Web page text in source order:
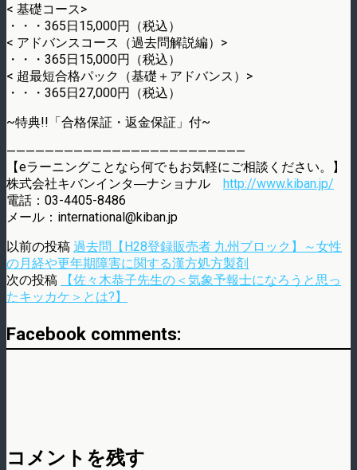
< 基礎コース>
・・・365日15,000円（税込）
< アドバンスコース（過去問解説編）>
・・・365日15,000円（税込）
< 超最短合格パック（基礎＋アドバンス）>
・・・365日27,000円（税込）
~特典!!「合格保証・返金保証」付~
—————————————————————————
【eラーニングことなら何でもお気軽にご相談ください。】
株式会社キバンインタ―ナショナル http://www.kiban.jp/
電話：03-4405-8486
メール：international@kiban.jp
以前の投稿 過去問【H28登録販売者 九州ブロック】～女性
の月経や更年期障害に関する漢方処方製剤
次の投稿
【佐々木恭子先生の＜気象予報士になろうと思っ
たキッカケ＞とは?】
Facebook comments:
コメントを残す